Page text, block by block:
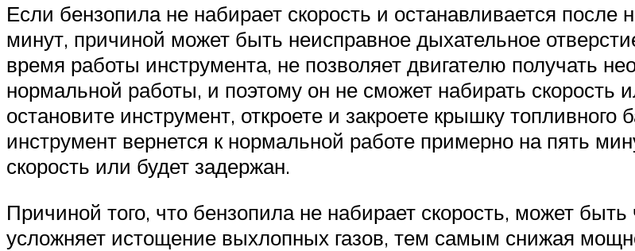
Если бензопила не набирает скорость и останавливается
минут, причиной может быть неисправное дыхательное
время работы инструмента, не позволяет двигателю получать
нормальной работы, и поэтому он не сможет набирать скорость
остановите инструмент, откроете и закроете крышку топливного
инструмент вернется к нормальной работе примерно на пять
скорость или будет задержан.
Причиной того, что бензопила не набирает скорость, может
усложняет истощение выхлопных газов, тем самым снижая